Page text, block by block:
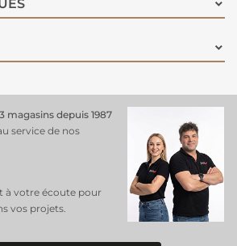
magasins depuis 1987
service de nos
à votre écoute pour
vos projets.